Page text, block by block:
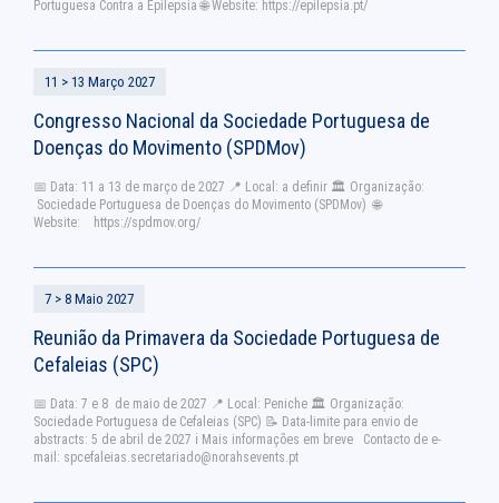
Portuguesa Contra a Epilepsia 🌐 Website: https://epilepsia.pt/
11 > 13 Março 2027
Congresso Nacional da Sociedade Portuguesa de
Doenças do Movimento (SPDMov)
📅 Data: 11 a 13 de março de 2027 📍 Local: a definir 🏛 Organização:
Sociedade Portuguesa de Doenças do Movimento (SPDMov) 🌐
Website: https://spdmov.org/
7 > 8 Maio 2027
Reunião da Primavera da Sociedade Portuguesa de
Cefaleias (SPC)
📅 Data: 7 e 8 de maio de 2027 📍 Local: Peniche 🏛 Organização:
Sociedade Portuguesa de Cefaleias (SPC) 📝 Data-limite para envio de
abstracts: 5 de abril de 2027 ℹ Mais informações em breve Contacto de e-
mail: spcefaleias.secretariado@norahsevents.pt